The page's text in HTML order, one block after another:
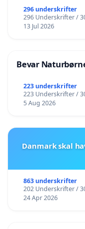
296 underskrifter
296 Underskrifter /
13 Jul 2026
Bevar
223 underskrifter
223 Underskrifter /
5 Aug 2026
Danmark skal
863 underskrifter
202 Underskrifter /
24 Apr 2026